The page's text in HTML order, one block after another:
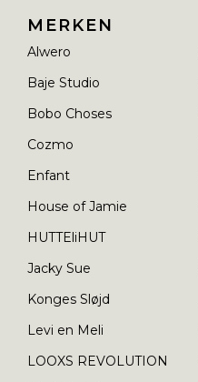
MERKEN
Alwero
Baje Studio
Bobo Choses
Cozmo
Enfant
House of Jamie
HUTTEliHUT
Jacky Sue
Konges Sløjd
Levi en Meli
LOOXS REVOLUTION